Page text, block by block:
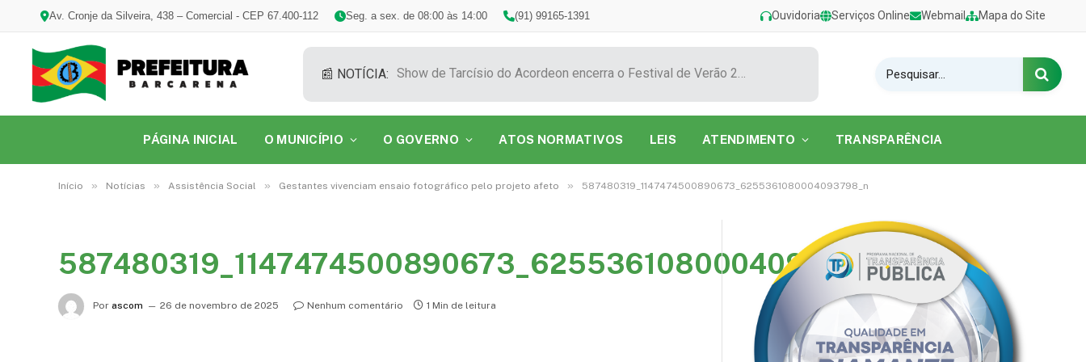
Av. Cronje da Silveira, 438 – Comercial - CEP 67.400-112 Seg. a sex. de 08:00 às 14:00 (91) 99165-1391 Ouvidoria Serviços Online Webmail Mapa do Site
📰 NOTÍCIA: Show de Tarcísio do Acordeon encerra o Festival de Verão 2026 na Praia do Caripi
PÁGINA INICIAL O MUNICÍPIO O GOVERNO ATOS NORMATIVOS LEIS ATENDIMENTO TRANSPARÊNCIA
Início » Notícias » Assistência Social » Gestantes vivenciam ensaio fotográfico pelo projeto afeto » 587480319_1147474500890673_6255361080004093798_n
587480319_1147474500890673_6255361080004093798_n
Por ascom 26 de novembro de 2025 Nenhum comentário 1 Min de leitura